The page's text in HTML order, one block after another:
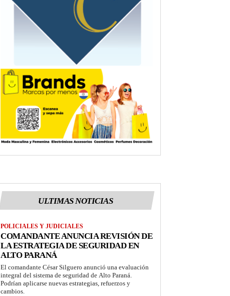
ULTIMAS NOTICIAS
POLICIALES Y JUDICIALES
COMANDANTE ANUNCIA REVISIÓN DE
LA ESTRATEGIA DE SEGURIDAD EN
ALTO PARANÁ
El comandante César Silguero anunció una evaluación
integral del sistema de seguridad de Alto Paraná.
Podrían aplicarse nuevas estrategias, refuerzos y
cambios.